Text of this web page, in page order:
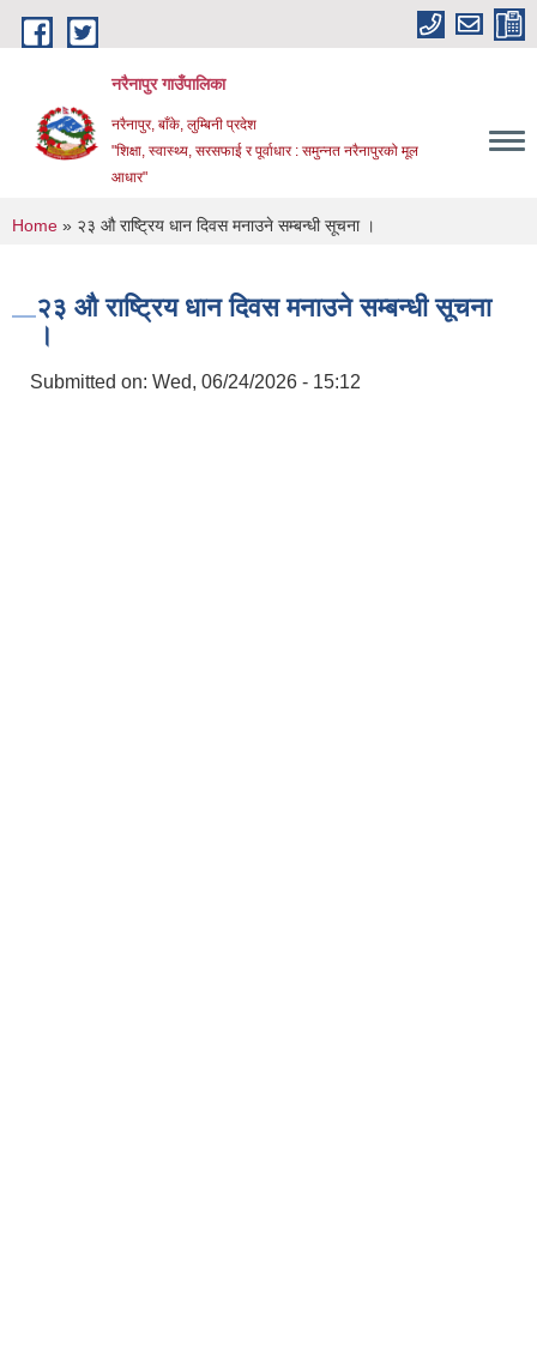
Skip to main content
नरैनापुर गाउँपालिका
नरैनापुर, बाँके, लुम्बिनी प्रदेश
"शिक्षा, स्वास्थ्य, सरसफाई र पूर्वाधार : समुन्नत नरैनापुरको मूल
आधार"
You are here
Home » २३ औ राष्ट्रिय धान दिवस मनाउने सम्बन्धी सूचना ।
२३ औ राष्ट्रिय धान दिवस मनाउने सम्बन्धी सूचना
।
Submitted on: Wed, 06/24/2026 - 15:12